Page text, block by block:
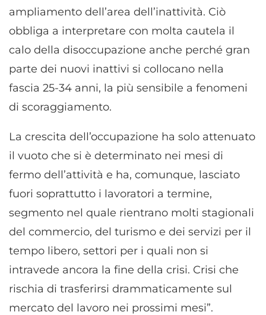
ampliamento dell’area dell’inattività. Ciò
obbliga a interpretare con molta cautela il
calo della disoccupazione anche perché gran
parte dei nuovi inattivi si collocano nella
fascia 25-34 anni, la più sensibile a fenomeni
di scoraggiamento.
La crescita dell’occupazione ha solo attenuato
il vuoto che si è determinato nei mesi di
fermo dell’attività e ha, comunque, lasciato
fuori soprattutto i lavoratori a termine,
segmento nel quale rientrano molti stagionali
del commercio, del turismo e dei servizi per il
tempo libero, settori per i quali non si
intravede ancora la fine della crisi. Crisi che
rischia di trasferirsi drammaticamente sul
mercato del lavoro nei prossimi mesi”.